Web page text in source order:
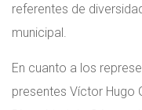
referentes de
municipal.
En cuanto a los
presentes Víctor Hugo